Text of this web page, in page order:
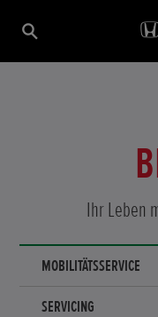
Ihr Leben
MOBILITÄTSSERVICE
SERVICING